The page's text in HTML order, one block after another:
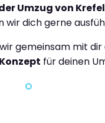
Umzug von
wir dich gerne
gemeinsam mit dir
für deinen